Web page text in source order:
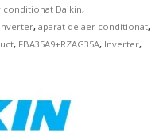
conditionat Daikin,
, aparat de aer conditionat,
, FBA35A9+RZAG35A, Inverter,